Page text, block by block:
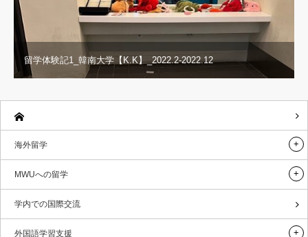
留学体験記1_韓南大学【K.K】_2022.2-2022.12
海外留学
MWUへの留学
学内での国際交流
外国語学習支援